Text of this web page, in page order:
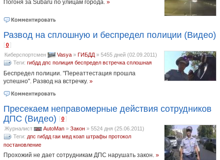
Погоня за Subaru по улицам города. »
Развод на сплошную и беспредел полиции (Видео)
[0
Киберспортсмен Vasya» ГИБДД» 5455 дней (02.09.2011)
Теги: гибдд дпс полиция беспредел встречка сплошная
Беспредел полиции. "Переаттестация прошла
успешно". Развод на встречку. »
Пресекаем неправомерные действия сотрудников
ДПС (Видео) [0
Журналист AutoMan» Закон» 5524 дня (25.06.2011)
Теги: дпс гибдд гаи мвд коап штрафы протокол
постановление
Прохожий не дает сотрудникам ДПС нарушать закон. »